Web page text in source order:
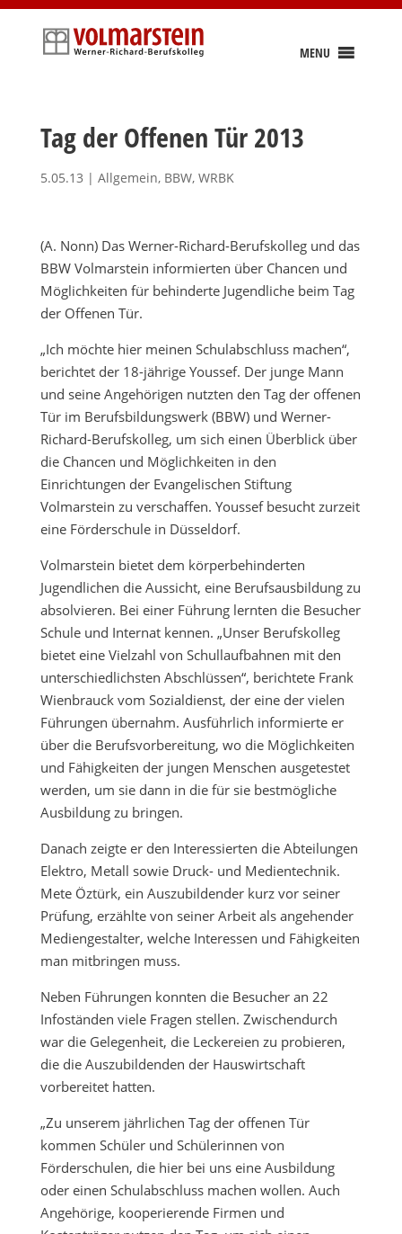
Skip
content
MENU
Tag der Offenen Tür 2013
5.05.13 | Allgemein, BBW, WRBK
(A. Nonn) Das Werner-Richard-Berufskolleg und das
BBW Volmarstein informierten über Chancen und
Möglichkeiten für behinderte Jugendliche beim Tag
der Offenen Tür.
„Ich möchte hier meinen Schulabschluss machen“,
berichtet der 18-jährige Youssef. Der junge Mann
und seine Angehörigen nutzten den Tag der offenen
Tür im Berufsbildungswerk (BBW) und Werner-
Richard-Berufskolleg, um sich einen Überblick über
die Chancen und Möglichkeiten in den
Einrichtungen der Evangelischen Stiftung
Volmarstein zu verschaffen. Youssef besucht zurzeit
eine Förderschule in Düsseldorf.
Volmarstein bietet dem körperbehinderten
Jugendlichen die Aussicht, eine Berufsausbildung zu
absolvieren. Bei einer Führung lernten die Besucher
Schule und Internat kennen. „Unser Berufskolleg
bietet eine Vielzahl von Schullaufbahnen mit den
unterschiedlichsten Abschlüssen“, berichtete Frank
Wienbrauck vom Sozialdienst, der eine der vielen
Führungen übernahm. Ausführlich informierte er
über die Berufsvorbereitung, wo die Möglichkeiten
und Fähigkeiten der jungen Menschen ausgetestet
werden, um sie dann in die für sie bestmögliche
Ausbildung zu bringen.
Danach zeigte er den Interessierten die Abteilungen
Elektro, Metall sowie Druck- und Medientechnik.
Mete Öztürk, ein Auszubildender kurz vor seiner
Prüfung, erzählte von seiner Arbeit als angehender
Mediengestalter, welche Interessen und Fähigkeiten
man mitbringen muss.
Neben Führungen konnten die Besucher an 22
Infoständen viele Fragen stellen. Zwischendurch
war die Gelegenheit, die Leckereien zu probieren,
die die Auszubildenden der Hauswirtschaft
vorbereitet hatten.
„Zu unserem jährlichen Tag der offenen Tür
kommen Schüler und Schülerinnen von
Förderschulen, die hier bei uns eine Ausbildung
oder einen Schulabschluss machen wollen. Auch
Angehörige, kooperierende Firmen und